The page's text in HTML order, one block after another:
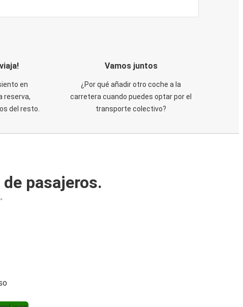
en
reserva,
del resto.
Vamos juntos
¿Por qué añadir otro coche a la
carretera cuando puedes optar por el
transporte colectivo?
pasajeros.